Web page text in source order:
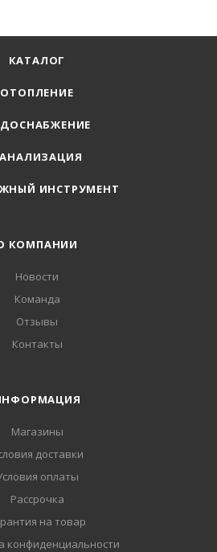
КАТАЛОГ
ОТОПЛЕНИЕ
ИНСТРУМЕНТ
КОМПАНИИ
Новости
Команда
Отзывы
Контакты
Магазины
доставки
оплаты
Рассрочка
на товар
конфиденциальности